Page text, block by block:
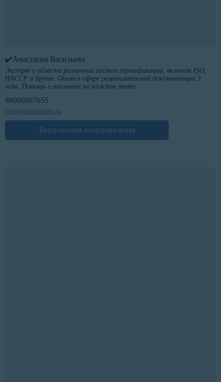
✔️Анастасия Васильева
Эксперт в области различных систем сертификации, включая ISO,
HACCP и другие. Опыт в сфере разрешительной документации 3
года. Помощь и внимание на каждом этапе
88006007055
info@ntdstandart.ru
Бесплатная консультация